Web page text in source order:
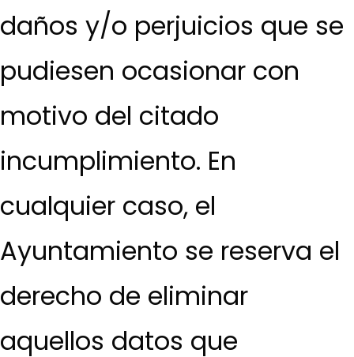
daños y/o perjuicios que se
pudiesen ocasionar con
motivo del citado
incumplimiento. En
cualquier caso, el
Ayuntamiento se reserva el
derecho de eliminar
aquellos datos que